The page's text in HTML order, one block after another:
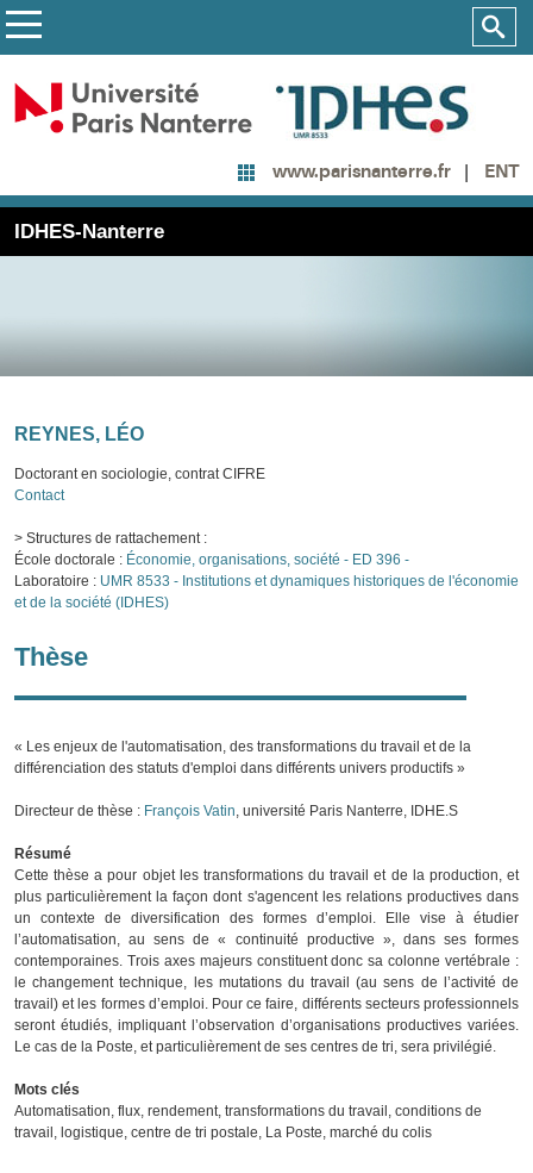
www.parisnanterre.fr ENT
IDHES-Nanterre
REYNES, LÉO
Doctorant en sociologie, contrat CIFRE
Contact
> Structures de rattachement :
École doctorale : Économie, organisations, société - ED 396 -
Laboratoire : UMR 8533 - Institutions et dynamiques historiques de l'économie
et de la société (IDHES)
Thèse
« Les enjeux de l'automatisation, des transformations du travail et de la
différenciation des statuts d'emploi dans différents univers productifs »
Directeur de thèse : François Vatin, université Paris Nanterre, IDHE.S
Résumé
Cette thèse a pour objet les transformations du travail et de la production, et
plus particulièrement la façon dont s'agencent les relations productives dans
un contexte de diversification des formes d’emploi. Elle vise à étudier
l’automatisation, au sens de « continuité productive », dans ses formes
contemporaines. Trois axes majeurs constituent donc sa colonne vertébrale :
le changement technique, les mutations du travail (au sens de l’activité de
travail) et les formes d’emploi. Pour ce faire, différents secteurs professionnels
seront étudiés, impliquant l’observation d’organisations productives variées.
Le cas de la Poste, et particulièrement de ses centres de tri, sera privilégié.
Mots clés
Automatisation, flux, rendement, transformations du travail, conditions de
travail, logistique, centre de tri postale, La Poste, marché du colis